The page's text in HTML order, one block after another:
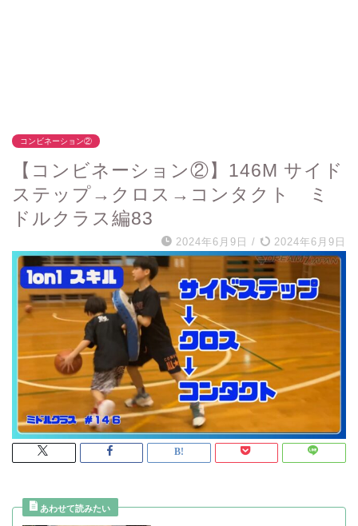
コンビネーション②
【コンビネーション②】146M サイド
ステップ→クロス→コンタクト ミ
ドルクラス編83
2024年6月9日 / 2024年6月9日